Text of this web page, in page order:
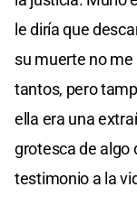
le diría que
su muerte no me
tantos, pero
ella era una
grotesca de algo
testimonio a la